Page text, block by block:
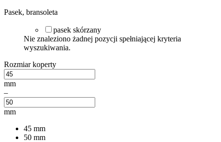
Pasek, bransoleta
pasek skórzany
Nie znaleziono żadnej pozycji spełniającej kryteria
wyszukiwania.
Rozmiar koperty
mm
–
mm
45 mm
50 mm